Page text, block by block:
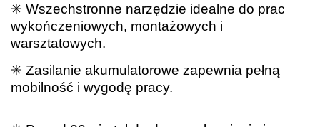
✳️ Wszechstronne narzędzie idealne do prac
wykończeniowych, montażowych i
warsztatowych.
✳️ Zasilanie akumulatorowe zapewnia pełną
mobilność i wygodę pracy.